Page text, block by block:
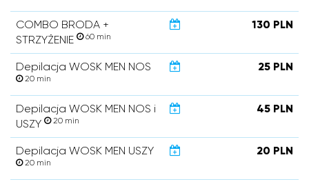
COMBO BRODA +
STRZYŻENIE
60 min
130 PLN
Depilacja WOSK MEN NOS
20 min
25 PLN
Depilacja WOSK MEN NOS i
USZY
20 min
45 PLN
Depilacja WOSK MEN USZY
20 min
20 PLN